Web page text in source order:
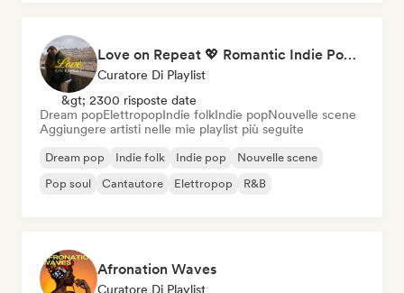
Love on Repeat 💖 Romantic Indie Pop, Neo Soul & Singer-Songwriter
Curatore Di Playlist
&gt; 2300 risposte date
Dream popElettropopIndie folkIndie popNouvelle scene
Aggiungere artisti nelle mie playlist più seguite
Dream pop Indie folk Indie pop
Nouvelle scene
Pop soul
Cantautore Elettropop R&B
Afronation Waves
Curatore Di Playlist